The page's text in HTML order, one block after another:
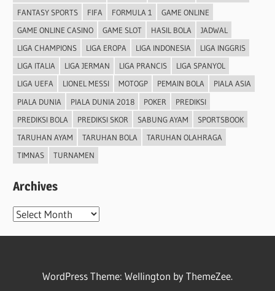
FANTASY SPORTS
FIFA FORMULA 1
GAME ONLINE
GAME ONLINE CASINO
GAME SLOT HASIL BOLA
JADWAL
LIGA CHAMPIONS
LIGA EROPA LIGA INDONESIA
LIGA INGGRIS
LIGA ITALIA
LIGA JERMAN LIGA PRANCIS
LIGA SPANYOL
LIGA UEFA
LIONEL MESSI MOTOGP PEMAIN BOLA
PIALA ASIA
PIALA DUNIA
PIALA DUNIA 2018 POKER
PREDIKSI
PREDIKSI BOLA
PREDIKSI SKOR SABUNG AYAM
SPORTSBOOK
TARUHAN AYAM
TARUHAN BOLA
TARUHAN OLAHRAGA
TIMNAS
TURNAMEN
Archives
Archives
WordPress Theme: Wellington by ThemeZee.